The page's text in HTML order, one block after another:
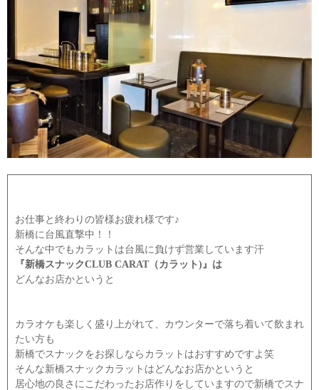
お仕事と終わりの皆様お疲れ様です♪
新橋に台風直撃中！！
そんな中でもカラットは台風に負けず営業しています汗
『新橋スナックCLUB CARAT（カラット)』は
どんなお店かというと
カラオケも楽しく盛り上がれて、カウンターで落ち着いて飲まれ
たい方も
新橋でスナックをお探しならカラットはおすすめですよ笑
そんな新橋スナックカラットはどんなお店かというと
居心地の良さにこだわったお店作りをしていますので新橋でスナ